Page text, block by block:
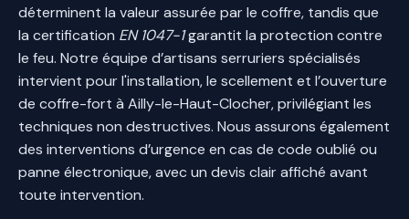
déterminent la valeur assurée par le coffre, tandis que
la certification EN 1047-1garantit la protection contre
le feu. Notre équipe d’artisans serruriers spécialisés
intervient pour l'installation, le scellement et l’ouverture
de coffre-fort à Ailly-le-Haut-Clocher, privilégiant les
techniques non destructives. Nous assurons également
des interventions d’urgence en cas de code oublié ou
panne électronique, avec un devis clair affiché avant
toute intervention.